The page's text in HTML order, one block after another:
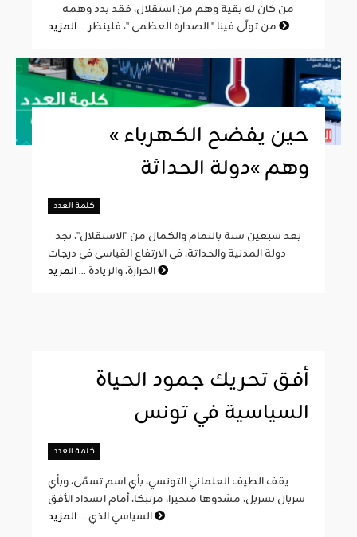
من تولّى فينا " الصدارة العظمى "، فلينظر ...
« حين يفضح الكهرباء
وهم »دولة الحداثة
كلمة العدد
دولة المدنية والحداثة، في الارتفاع القياسي في درجات
الحرارة، والزيادة ...
أفق تحريك جمود الحياة
السياسية في تونس
كلمة العدد
يقف الطيف العلماني التونسي، بأي اسم تسمّى، وبأي
سربال تسربل، مشدوها متحيرا، مرتبكا، أمام انسداد الأفق
السياسي الذي ...